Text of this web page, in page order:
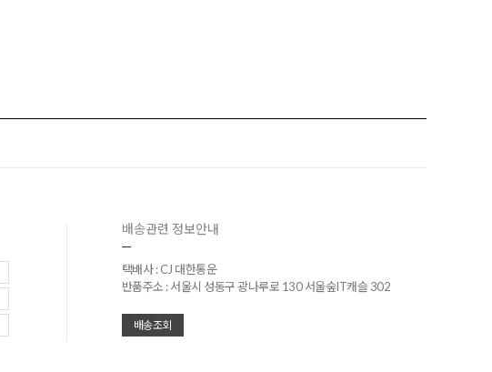
배송관련 정보안내
택배사 : CJ 대한통운
반품주소 : 서울시 성동구 광나루로 130 서울숲IT캐슬 302
배송조회